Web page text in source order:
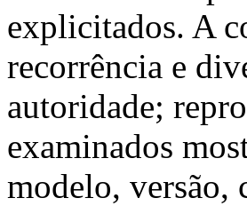
explicitados. A
recorrência e
autoridade;
examinados
modelo, versão,